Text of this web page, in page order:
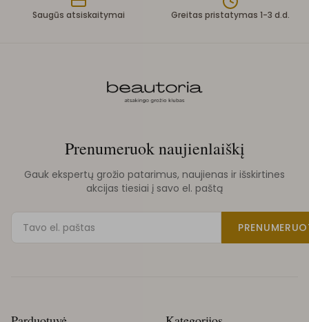
Saugūs atsiskaitymai Greitas pristatymas 1-3 d.d.
Prenumeruok naujienlaiškį
Gauk ekspertų grožio patarimus, naujienas ir išskirtines
akcijas tiesiai į savo el. paštą